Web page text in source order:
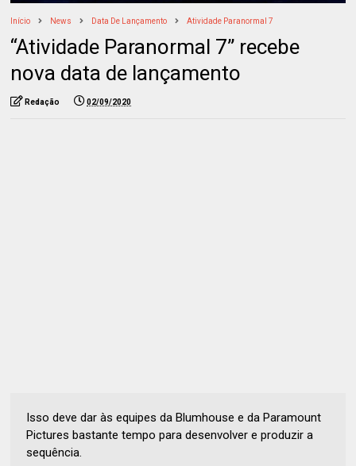
Início News Data De Lançamento Atividade Paranormal 7
“Atividade Paranormal 7” recebe
nova data de lançamento
Redação 02/09/2020
Isso deve dar às equipes da Blumhouse e da Paramount
Pictures bastante tempo para desenvolver e produzir a
sequência.